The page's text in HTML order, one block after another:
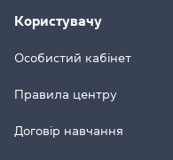
Користувачу
Особистий кабінет
Правила центру
Договір навчання